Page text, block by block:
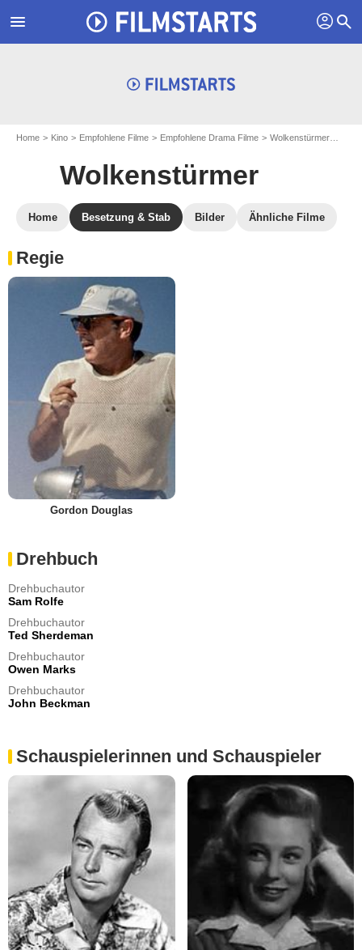
menu profil search
Home Kino Empfohlene Filme Empfohlene Drama Filme Wolkenstürmer
Wolkenstürmer
Home Besetzung & Stab Bilder Ähnliche Filme
Regie
Gordon Douglas
Drehbuch
Drehbuchautor
Sam Rolfe
Drehbuchautor
Ted Sherdeman
Drehbuchautor
Owen Marks
Drehbuchautor
John Beckman
Schauspielerinnen und Schauspieler